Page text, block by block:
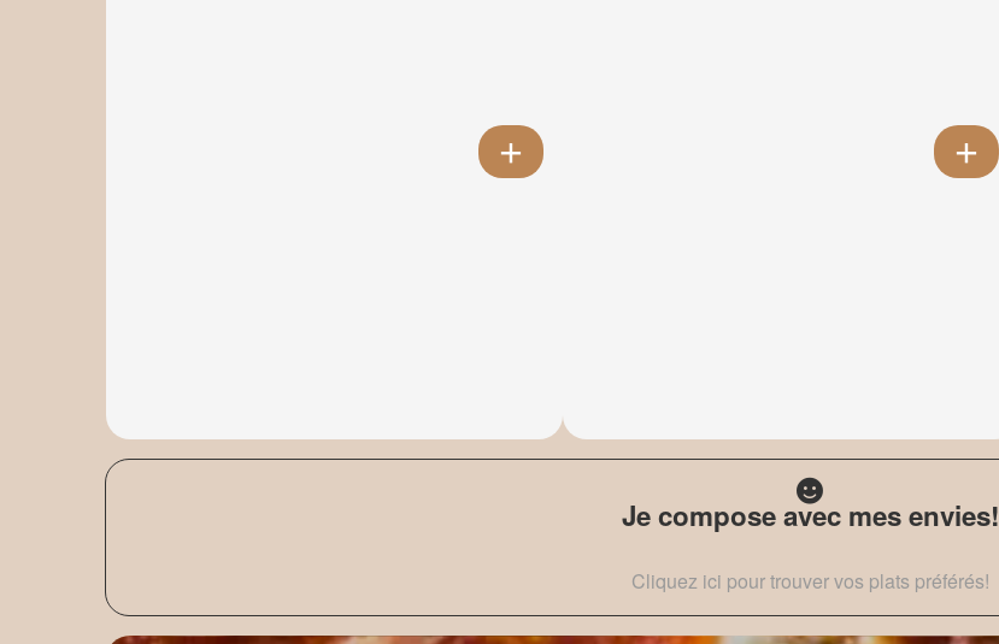
Je compose avec mes envies!
Cliquez ici pour trouver vos plats préférés!